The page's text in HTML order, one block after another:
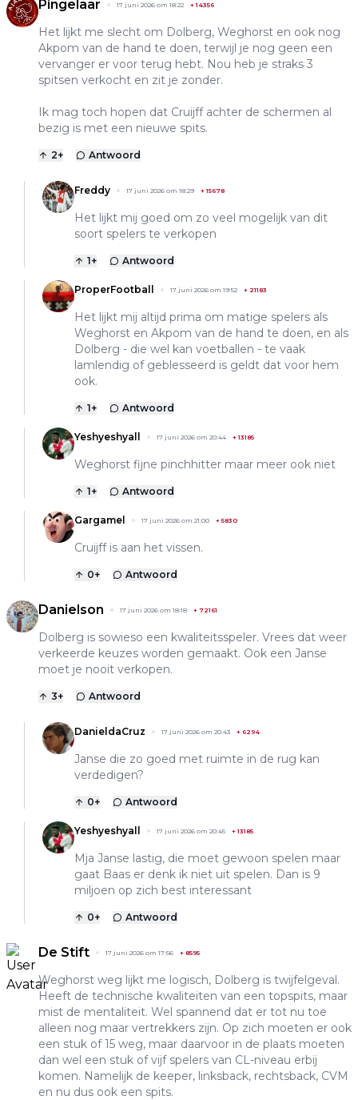
Pingelaar 17 juni 2026 om 18:22 +14356
Het lijkt me slecht om Dolberg, Weghorst en ook nog
Akpom van de hand te doen, terwijl je nog geen een
vervanger er voor terug hebt. Nou heb je straks 3
spitsen verkocht en zit je zonder.
Ik mag toch hopen dat Cruijff achter de schermen al
bezig is met een nieuwe spits.
2+ Antwoord
Freddy 17 juni 2026 om 18:29 +15678
Het lijkt mij goed om zo veel mogelijk van dit
soort spelers te verkopen
1+ Antwoord
ProperFootball 17 juni 2026 om 19:52 + 21183
Het lijkt mij altijd prima om matige spelers als
Weghorst en Akpom van de hand te doen, en als
Dolberg - die wel kan voetballen - te vaak
lamlendig of geblesseerd is geldt dat voor hem
ook.
1+ Antwoord
Yeshyeshyall 17 juni 2026 om 20:44 +13185
Weghorst fijne pinchhitter maar meer ook niet
1+ Antwoord
Gargamel 17 juni 2026 om 21:00 + 5830
Cruijff is aan het vissen.
0+ Antwoord
Danielson 17 juni 2026 om 18:18 + 72161
Dolberg is sowieso een kwaliteitsspeler. Vrees dat weer
verkeerde keuzes worden gemaakt. Ook een Janse
moet je nooit verkopen.
3+ Antwoord
DanieldaCruz 17 juni 2026 om 20:43 + 6294
Janse die zo goed met ruimte in de rug kan
verdedigen?
0+ Antwoord
Yeshyeshyall 17 juni 2026 om 20:45 +13185
Mja Janse lastig, die moet gewoon spelen maar
gaat Baas er denk ik niet uit spelen. Dan is 9
miljoen op zich best interessant
0+ Antwoord
De Stift 17 juni 2026 om 17:56 + 8595
Weghorst weg lijkt me logisch, Dolberg is twijfelgeval.
Heeft de technische kwaliteiten van een topspits, maar
mist de mentaliteit. Wel spannend dat er tot nu toe
alleen nog maar vertrekkers zijn. Op zich moeten er ook
een stuk of 15 weg, maar daarvoor in de plaats moeten
dan wel een stuk of vijf spelers van CL-niveau erbij
komen. Namelijk de keeper, linksback, rechtsback, CVM
en nu dus ook een spits.